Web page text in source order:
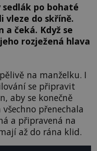
sedlák po bohaté
vleze do skříně.
a čeká. Když se
rozježená hlava
na manželku. I
se připravit
aby se konečně
přenechala
a připravená na
až do rána klid.